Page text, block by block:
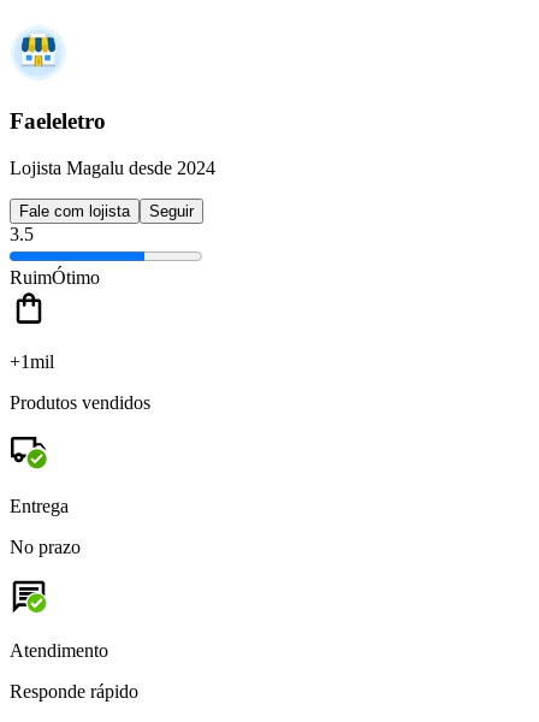
Faeleletro
Lojista Magalu desde 2024
Fale com lojista Seguir
3.5
RuimÓtimo
+1mil
Produtos vendidos
Entrega
No prazo
Atendimento
Responde rápido